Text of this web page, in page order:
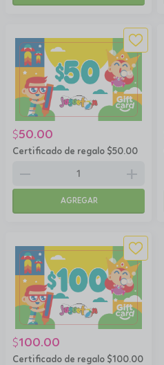
Certificado de regalo $50.00
$50.00
remove add
AGREGAR
Certificado de regalo $100.00
$100.00